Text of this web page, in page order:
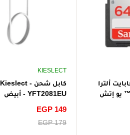
64 جيجابايت ألترا
يو إتش
إس-آي
KIESLECT
كابل شحن Kieslect -
YFT2081EU - أبيض
سعر
EGP 149
سعر
EGP 179